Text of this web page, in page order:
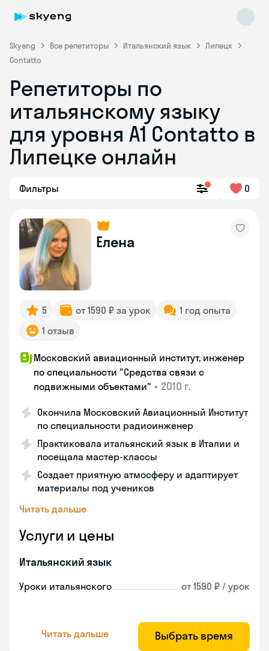
Skyeng Все репетиторы Итальянский язык
Липецк
Contatto
Репетиторы по
итальянскому языку
для уровня А1 Contatto в
Липецке онлайн
Фильтры 0
Елена
5 от 1590 ₽ за урок
1 год опыта
1 отзыв
Московский авиационный институт, инженер
по специальности "Средства связи с
подвижными объектами" • 2010 г.
Окончила Московский Авиационный Институт
по специальности радиоинженер
Практиковала итальянский язык в Италии и
посещала мастер-классы
Создает приятную атмосферу и адаптирует
материалы под учеников
Читать дальше
Услуги и цены
Итальянский язык
Уроки итальянского от 1590 ₽ / урок
Читать дальше Выбрать время
Skyeng Chat